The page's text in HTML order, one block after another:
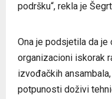
podršku“, rekla je
Ona je podsjetila da je
organizacioni iskorak
izvođačkih
potpunosti doživi